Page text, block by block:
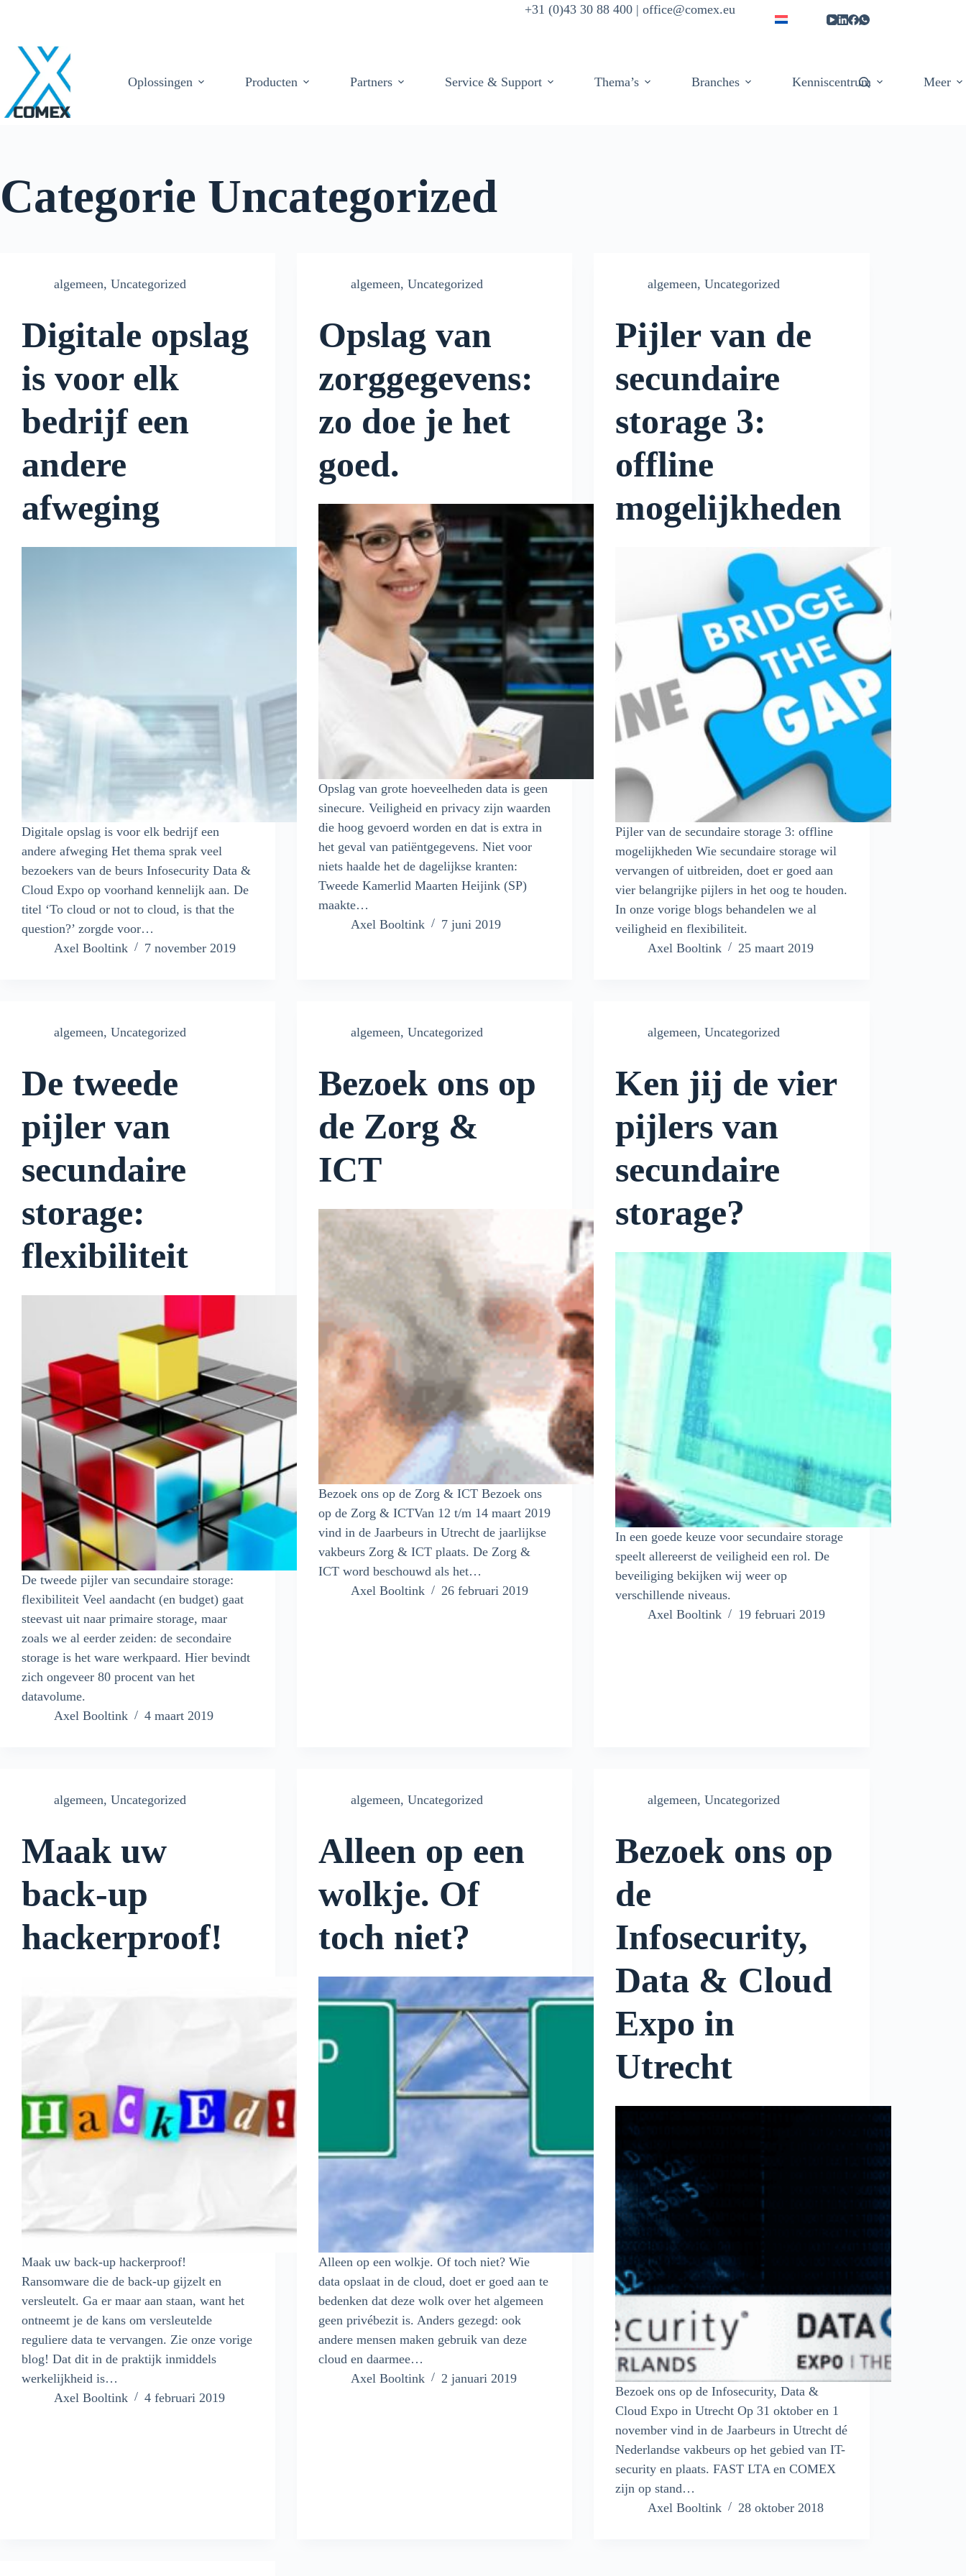
+31 (0)43 30 88 400 | office@comex.eu
Oplossingen Producten Partners Service & Support Thema’s Branches Kenniscentrum Meer
Categorie Uncategorized
algemeen, Uncategorized
Digitale opslag
is voor elk
bedrijf een
andere
afweging
Digitale opslag is voor elk bedrijf een
andere afweging Het thema sprak veel
bezoekers van de beurs Infosecurity Data &
Cloud Expo op voorhand kennelijk aan. De
titel ‘To cloud or not to cloud, is that the
question?’ zorgde voor…
Axel Booltink
7 november 2019
algemeen,Uncategorized
Opslag van
zorggegevens:
zo doe je het
goed.
Opslag van grote hoeveelheden data is geen
sinecure. Veiligheid en privacy zijn waarden
die hoog gevoerd worden en dat is extra in
het geval van patiëntgegevens. Niet voor
niets haalde het de dagelijkse kranten:
Tweede Kamerlid Maarten Heijink (SP)
maakte…
Axel Booltink
7 juni 2019
algemeen,Uncategorized
Pijler van de
secundaire
storage 3:
offline
mogelijkheden
Pijler van de secundaire storage 3: offline
mogelijkheden Wie secundaire storage wil
vervangen of uitbreiden, doet er goed aan
vier belangrijke pijlers in het oog te houden.
In onze vorige blogs behandelen we al
veiligheid en flexibiliteit.
Axel Booltink
25 maart 2019
algemeen, Uncategorized
De tweede
pijler van
secundaire
storage:
flexibiliteit
De tweede pijler van secundaire storage:
flexibiliteit Veel aandacht (en budget) gaat
steevast uit naar primaire storage, maar
zoals we al eerder zeiden: de secondaire
storage is het ware werkpaard. Hier bevindt
zich ongeveer 80 procent van het
datavolume.
Axel Booltink
4 maart 2019
algemeen,Uncategorized
Bezoek ons op
de Zorg &
ICT
Bezoek ons op de Zorg & ICT Bezoek ons
op de Zorg & ICTVan 12 t/m 14 maart 2019
vind in de Jaarbeurs in Utrecht de jaarlijkse
vakbeurs Zorg & ICT plaats. De Zorg &
ICT word beschouwd als het…
Axel Booltink
26 februari 2019
algemeen,Uncategorized
Ken jij de vier
pijlers van
secundaire
storage?
In een goede keuze voor secundaire storage
speelt allereerst de veiligheid een rol. De
beveiliging bekijken wij weer op
verschillende niveaus.
Axel Booltink
19 februari 2019
algemeen, Uncategorized
Maak uw
back-up
hackerproof!
Maak uw back-up hackerproof!
Ransomware die de back-up gijzelt en
versleutelt. Ga er maar aan staan, want het
ontneemt je de kans om versleutelde
reguliere data te vervangen. Zie onze vorige
blog! Dat dit in de praktijk inmiddels
werkelijkheid is…
Axel Booltink
4 februari 2019
algemeen,Uncategorized
Alleen op een
wolkje. Of
toch niet?
Alleen op een wolkje. Of toch niet? Wie
data opslaat in de cloud, doet er goed aan te
bedenken dat deze wolk over het algemeen
geen privébezit is. Anders gezegd: ook
andere mensen maken gebruik van deze
cloud en daarmee…
Axel Booltink
2 januari 2019
algemeen,Uncategorized
Bezoek ons op
de
Infosecurity,
Data & Cloud
Expo in
Utrecht
Bezoek ons op de Infosecurity, Data &
Cloud Expo in Utrecht Op 31 oktober en 1
november vind in de Jaarbeurs in Utrecht dé
Nederlandse vakbeurs op het gebied van IT-
security en plaats. FAST LTA en COMEX
zijn op stand…
Axel Booltink
28 oktober 2018